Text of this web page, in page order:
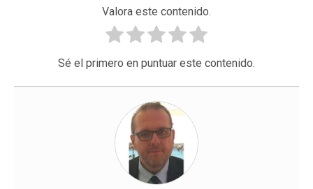
Valora este contenido.
Sé el primero en puntuar este contenido.